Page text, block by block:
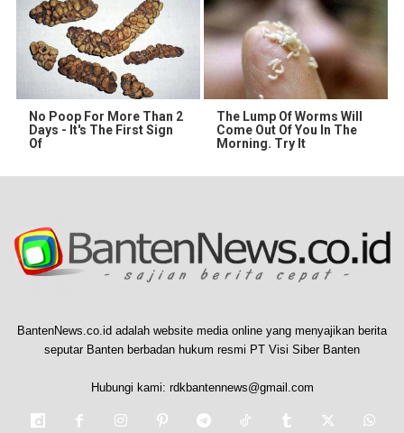
No Poop For More Than 2
Days - It's The First Sign
Of
The Lump Of Worms Will
Come Out Of You In The
Morning. Try It
BantenNews.co.id adalah website media online yang menyajikan berita
seputar Banten berbadan hukum resmi PT Visi Siber Banten
Hubungi kami: rdkbantennews@gmail.com